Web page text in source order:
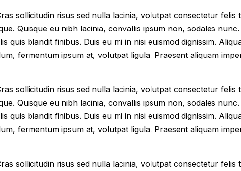
sollicitudin risus sed nulla lacinia, volutpat consectetur
Quisque eu nibh lacinia, convallis ipsum non, sodales
quis blandit finibus. Duis eu mi in nisi euismod dignissim.
fermentum ipsum at, volutpat ligula. Praesent aliquam
sollicitudin risus sed nulla lacinia, volutpat consectetur
Quisque eu nibh lacinia, convallis ipsum non, sodales
quis blandit finibus. Duis eu mi in nisi euismod dignissim.
fermentum ipsum at, volutpat ligula. Praesent aliquam
sollicitudin risus sed nulla lacinia, volutpat consectetur